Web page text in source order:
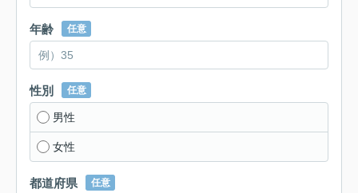
年齢 任意
性別 任意
男性
女性
都道府県 任意